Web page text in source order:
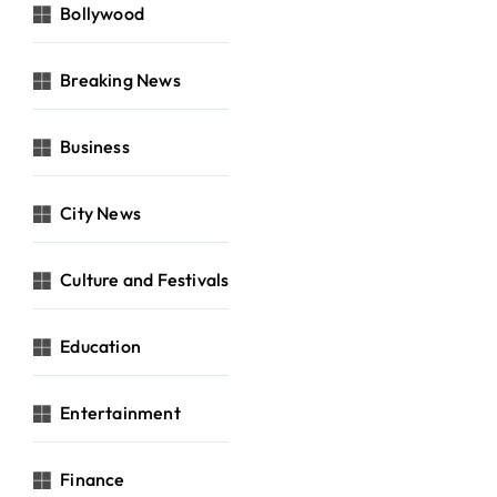
Bollywood
Breaking News
Business
City News
Culture and Festivals
Education
Entertainment
Finance